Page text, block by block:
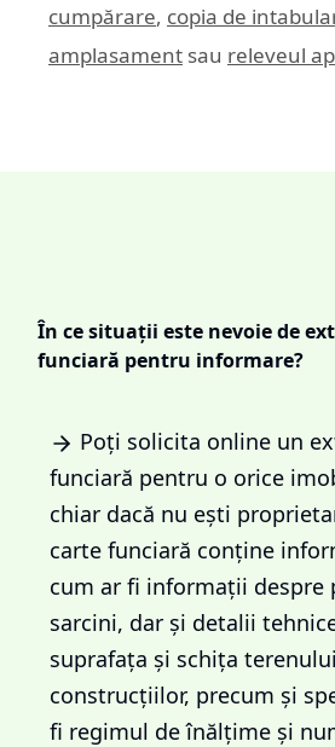
cumpărare, copia de
amplasament sau releveul
În ce situații este nevoie de
funciară pentru informare?
Poți solicita online un
funciară pentru o orice
chiar dacă nu ești
carte funciară conține
cum ar fi informații despre
sarcini, dar și detalii
suprafața și schița
construcțiilor, precum și
fi regimul de înălțime și